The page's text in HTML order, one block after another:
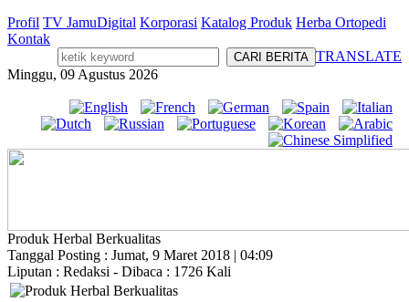
Profil TV JamuDigital Korporasi Katalog Produk Herba Ortopedi
Kontak
TRANSLATE
Minggu, 09 Agustus 2026
Produk Herbal Berkualitas
Tanggal Posting : Jumat, 9 Maret 2018 | 04:09
Liputan : Redaksi - Dibaca : 1726 Kali